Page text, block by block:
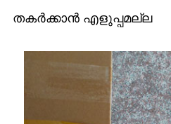
തകർക്കാൻ എളുപ്പമല്ല